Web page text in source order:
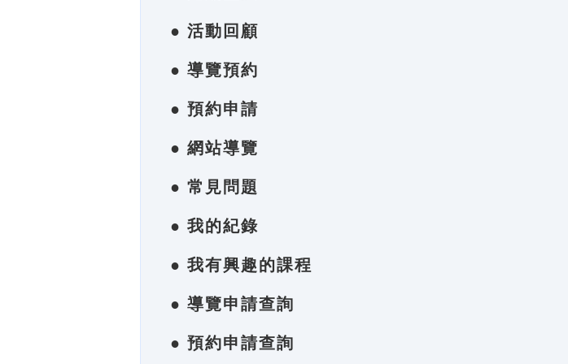
● 活動回顧
● 導覽預約
● 預約申請
● 網站導覽
● 常見問題
● 我的紀錄
● 我有興趣的課程
● 導覽申請查詢
● 預約申請查詢